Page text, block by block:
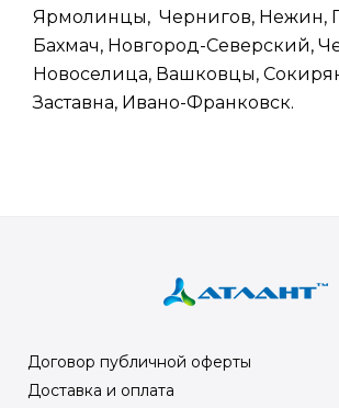
Ярмолинцы, Чернигов, Нежин,
Бахмач, Новгород-Северский,
Новоселица, Вашковцы,
Заставна, Ивано-Франковск.
Договор публичной оферты
Доставка и оплата